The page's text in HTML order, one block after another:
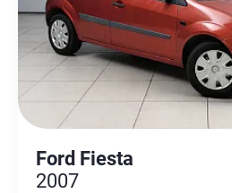
Ford Fiesta
2007